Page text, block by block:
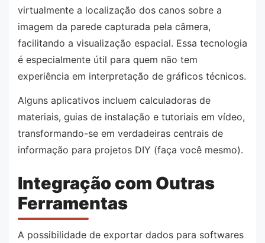
virtualmente a localização dos canos sobre a
imagem da parede capturada pela câmera,
facilitando a visualização espacial. Essa tecnologia
é especialmente útil para quem não tem
experiência em interpretação de gráficos técnicos.
Alguns aplicativos incluem calculadoras de
materiais, guias de instalação e tutoriais em vídeo,
transformando-se em verdadeiras centrais de
informação para projetos DIY (faça você mesmo).
Integração com Outras
Ferramentas
A possibilidade de exportar dados para softwares